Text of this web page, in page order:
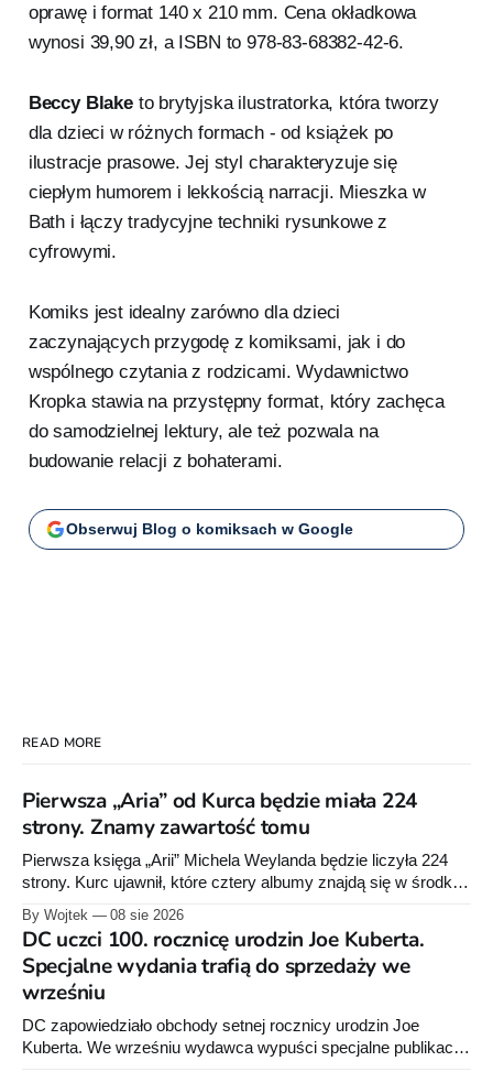
oprawę i format 140 x 210 mm. Cena okładkowa
wynosi 39,90 zł, a ISBN to 978-83-68382-42-6.
Beccy Blaketo brytyjska ilustratorka, która tworzy
dla dzieci w różnych formach - od książek po
ilustracje prasowe. Jej styl charakteryzuje się
ciepłym humorem i lekkością narracji. Mieszka w
Bath i łączy tradycyjne techniki rysunkowe z
cyfrowymi.
Komiks jest idealny zarówno dla dzieci
zaczynających przygodę z komiksami, jak i do
wspólnego czytania z rodzicami. Wydawnictwo
Kropka stawia na przystępny format, który zachęca
do samodzielnej lektury, ale też pozwala na
budowanie relacji z bohaterami.
Obserwuj Blog o komiksach w Google
READ MORE
Pierwsza „Aria” od Kurca będzie miała 224
strony. Znamy zawartość tomu
Pierwsza księga „Arii” Michela Weylanda będzie liczyła 224
strony. Kurc ujawnił, które cztery albumy znajdą się w środku i
By Wojtek 08 sie 2026
DC uczci 100. rocznicę urodzin Joe Kuberta.
Specjalne wydania trafią do sprzedaży we
wrześniu
DC zapowiedziało obchody setnej rocznicy urodzin Joe
Kuberta. We wrześniu wydawca wypuści specjalne publikacje